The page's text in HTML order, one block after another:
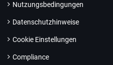
Nutzungsbedingungen
Datenschutzhinweise
Cookie Einstellungen
Compliance